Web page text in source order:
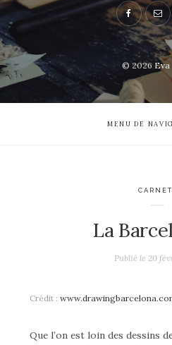
© 2026 Eva
MENU DE
La
Publié le 20
Crédit :
Que l’on est loin des dessins